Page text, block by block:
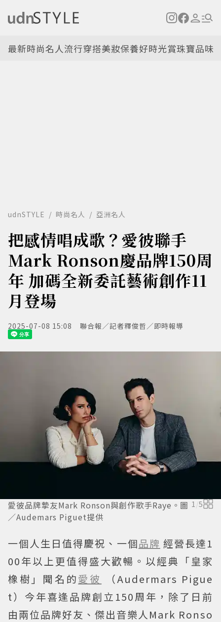
最新時尚名人流行穿搭美妝保養好時光賞珠寶品味
udnSTYLE 時尚名人 亞洲名人
把感情唱成歌？愛彼聯手
Mark Ronson慶品牌150周
年 加碼全新委託藝術創作11
月登場
2025-07-08 15:08 聯合報／記者釋俊哲／即時報導
愛彼品牌摯友Mark Ronson與創作歌手Raye。圖
／Audemars Piguet提供
1 /5
一個人生日值得慶祝、一個品牌 經營長達1
00年以上更值得盛大歡暢。以經典「皇家
橡樹」聞名的愛彼
（Audermars Pigue
t）今年喜逢品牌創立150周年，除了日前
由兩位品牌好友、傑出音樂人Mark Ronso